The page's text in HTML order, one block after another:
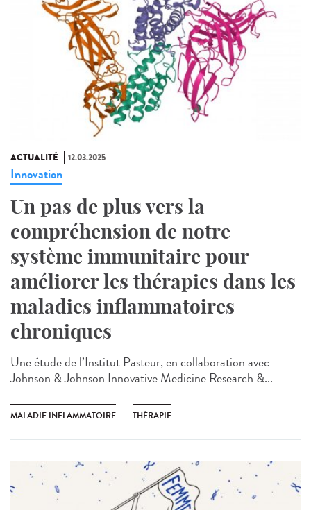
ACTUALITÉ 12.03.2025
Innovation
Un pas de plus vers la
compréhension de notre
système immunitaire pour
améliorer les thérapies dans les
maladies inflammatoires
chroniques
Une étude de l’Institut Pasteur, en collaboration avec
Johnson & Johnson Innovative Medicine Research &...
MALADIE INFLAMMATOIRE THÉRAPIE